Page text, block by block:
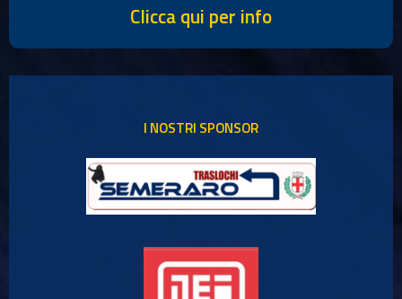
Clicca qui per info
I NOSTRI SPONSOR